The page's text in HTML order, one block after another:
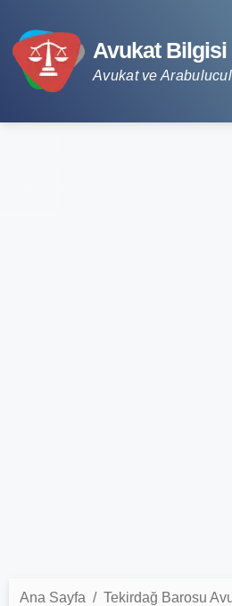
Avukat Bilgisi
Avukat ve
Ana Sayfa
Tekirdağ Barosu